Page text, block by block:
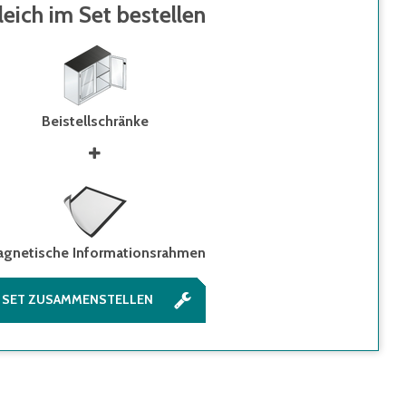
im Set bestellen
Beistellschränke
Informationsrahmen
SET ZUSAMMENSTELLEN